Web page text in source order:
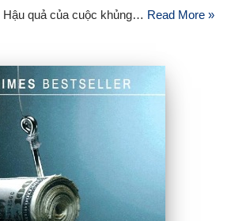
quả của cuộc khủng… Read More »